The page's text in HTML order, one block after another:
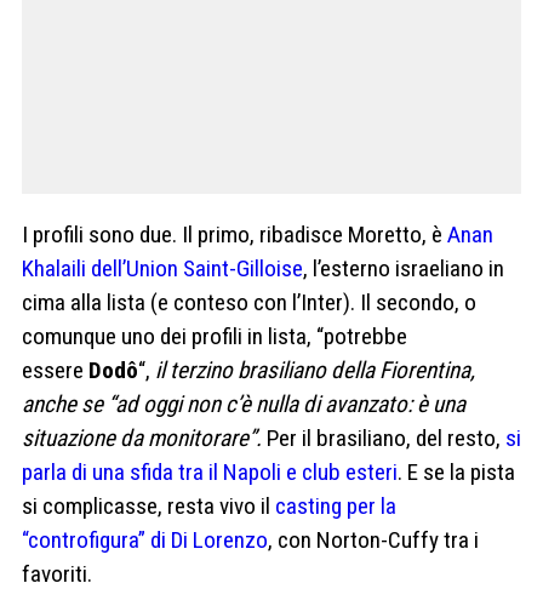
I profili sono due. Il primo, ribadisce Moretto, è Anan
Khalaili dell’Union Saint-Gilloise, l’esterno israeliano in
cima alla lista (e conteso con l’Inter). Il secondo, o
comunque uno dei profili in lista, “potrebbe
essere Dodô“, il terzino brasiliano della Fiorentina,
anche se “ad oggi non c’è nulla di avanzato: è una
situazione da monitorare”. Per il brasiliano, del resto, si
parla di una sfida tra il Napoli e club esteri. E se la pista
si complicasse, resta vivo il casting per la
“controfigura” di Di Lorenzo, con Norton-Cuffy tra i
favoriti.